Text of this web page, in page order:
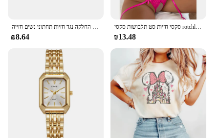
נשים סקסי אולטרה דק תחרה דק חזייה דקה חזיית בלתי נראה אנטי החלקה נגד החלקה נגד חזיות תחתוני נשים חזייה Bralette
₪8.64
סקסי חזיות סט תלבושות סקסי rotchless חזייה סט הלבשה תחתונה נשים תחרה חוליה עמוק V פתוח החזייה underweasexy שמלה ללא גב
₪13.48